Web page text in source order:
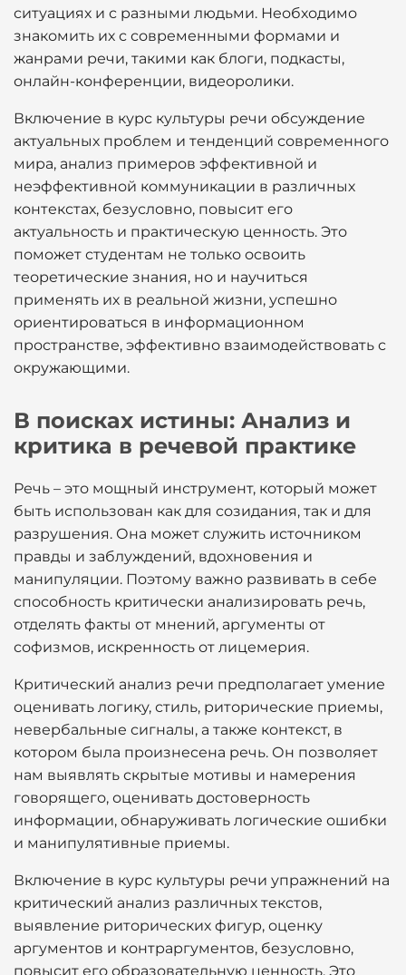
ситуациях и с разными людьми. Необходимо
знакомить их с современными формами и
жанрами речи, такими как блоги, подкасты,
онлайн-конференции, видеоролики.
Включение в курс культуры речи обсуждение
актуальных проблем и тенденций современного
мира, анализ примеров эффективной и
неэффективной коммуникации в различных
контекстах, безусловно, повысит его
актуальность и практическую ценность. Это
поможет студентам не только освоить
теоретические знания, но и научиться
применять их в реальной жизни, успешно
ориентироваться в информационном
пространстве, эффективно взаимодействовать с
окружающими.
В поисках истины: Анализ и
критика в речевой практике
Речь – это мощный инструмент, который может
быть использован как для созидания, так и для
разрушения. Она может служить источником
правды и заблуждений, вдохновения и
манипуляции. Поэтому важно развивать в себе
способность критически анализировать речь,
отделять факты от мнений, аргументы от
софизмов, искренность от лицемерия.
Критический анализ речи предполагает умение
оценивать логику, стиль, риторические приемы,
невербальные сигналы, а также контекст, в
котором была произнесена речь. Он позволяет
нам выявлять скрытые мотивы и намерения
говорящего, оценивать достоверность
информации, обнаруживать логические ошибки
и манипулятивные приемы.
Включение в курс культуры речи упражнений на
критический анализ различных текстов,
выявление риторических фигур, оценку
аргументов и контраргументов, безусловно,
повысит его образовательную ценность. Это